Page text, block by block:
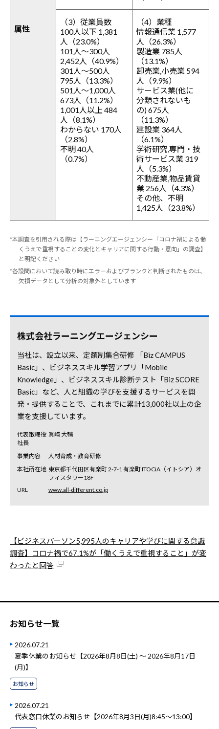
属性
（3）従業員数
100人以下 1,381
人（23.0%）
101人～300人
2,452人（40.9%）
301人～500人
795人（13.3%）
501人～1,000人
673人（11.2%）
1,001人以上 484
人（8.1%）
わからない 170人
（2.8%）
不明 40人
（0.7%）
（4）業種
情報通信業 1,577
人（26.3%）
製造業 785人
（13.1%）
卸売業,小売業 594
人（9.9%）
サービス業(他に
分類されないも
の) 675人
（11.3%）
建設業 364人
（6.1%）
学術研究,専門・技
術サービス業 319
人（5.3%）
不動産業,物品賃貸
業 256人（4.3%）
その他、不明
1,425人（23.8%）
*本調査を引用される際は【ラーニングエージェンシー「コロナ禍による働
くうえで重視することの変化とキャリアに関する行動・意向」の調査】
と明記ください
*各設問において読み取り時にエラーおよびブランクと判断されたものは、
欠損データとして分析の対象外としています
株式会社ラーニングエージェンシー
当社は、設立以来、定額制集合研修 「Biz CAMPUS
Basic」、ビジネススキル学習アプリ「Mobile
Knowledge」、ビジネススキル診断テスト「Biz SCORE
Basic」など、人と組織の学びを支援するサービスを開
発・提供することで、これまでに累計13,000社以上の企
業を支援しています。
代表取締役
社長
眞﨑 大輔
事業内容
人材育成・教育研修
本社所在地 東京都千代田区有楽町 2-7-1 有楽町 ITOCiA（イトシア）オ
フィスタワー18F
URL
www.all-different.co.jp
【ビジネスパーソン5,995人のキャリアや学びに関する意識
調査】コロナ禍で67.1%が「働くうえで重視すること」が変
わったと回答
お知らせ一覧
2026.07.21
夏季休業のお知らせ【2026年8月8日(土) ～ 2026年8月17日
(月)】
お知らせ
2026.07.21
代表窓口休業のお知らせ【2026年8月3日(月)8:45～13:00】